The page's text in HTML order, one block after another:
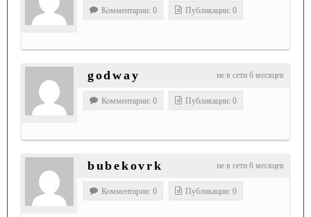
Комментарии: 0 Публикации: 0
не в сети 6 месяцев
godway
Комментарии: 0 Публикации: 0
не в сети 6 месяцев
bubekovrk
Комментарии: 0 Публикации: 0